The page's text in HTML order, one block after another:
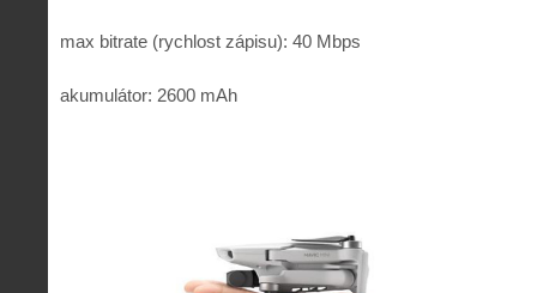
max bitrate (rychlost zápisu): 40 Mbps
akumulátor: 2600 mAh